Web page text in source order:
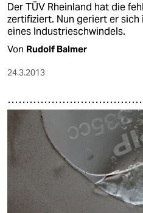
Der TÜV Rheinland hat die
zertifiziert. Nun geriert er sich
eines Industrieschwindels.
Von Rudolf Balmer
24.3.2013